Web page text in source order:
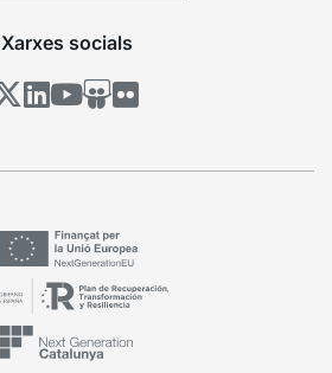
Xarxes socials